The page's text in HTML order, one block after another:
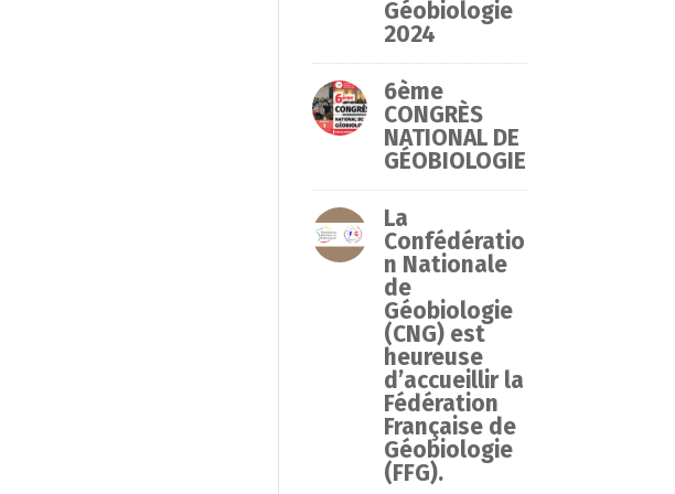
Géobiologie
2024
6ème
CONGRÈS
NATIONAL DE
GÉOBIOLOGIE
La
Confédératio
n Nationale
de
Géobiologie
(CNG) est
heureuse
d’accueillir la
Fédération
Française de
Géobiologie
(FFG).